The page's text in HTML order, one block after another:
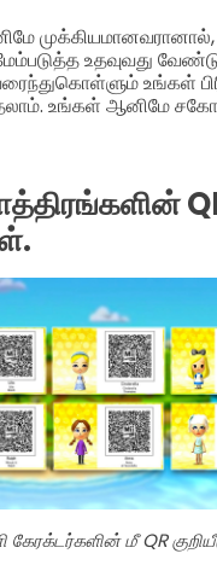
உதவுவது
உங்கள்
உங்கள் ஆனிமே
கேரக்டர்களின் மீ QR